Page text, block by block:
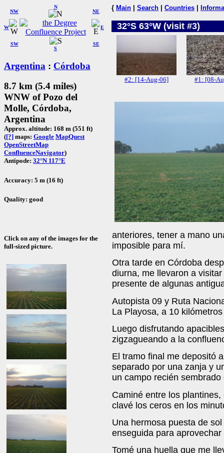
W
NW
N
NE
SW
S
SE
E
Argentina : Córdoba
8.7 km (5.4 miles)
WNW of Pozo del
Molle, Córdoba,
Argentina
Approx. altitude: 168 m (551 ft)
([?] maps: Google MapQuest
OpenStreetMap
ConfluenceNavigator)
Antipode: 32°N 117°E
Accuracy: 5 m (16 ft)
Quality: good
Click on any of the images for the
full-sized picture.
{ Main Search Countries
32°S 63°W (visit #3)
#2: [14-Aug-06] #1: [08-
anteriores, tener a mano
imposible para mí.
Otra tarde en Córdoba
diurna, me llevaron a
presente de algunas
Autopista 09 y Ruta
La Playosa, a 10
Luego disfrutando
zigzagueando a la
El tramo final me depositó
separado por una zanja y
un campo recién sembrado
Caminé entre los
clavé los ceros en los
Una hermosa puesta de
enseguida para
Tomé una huella que me